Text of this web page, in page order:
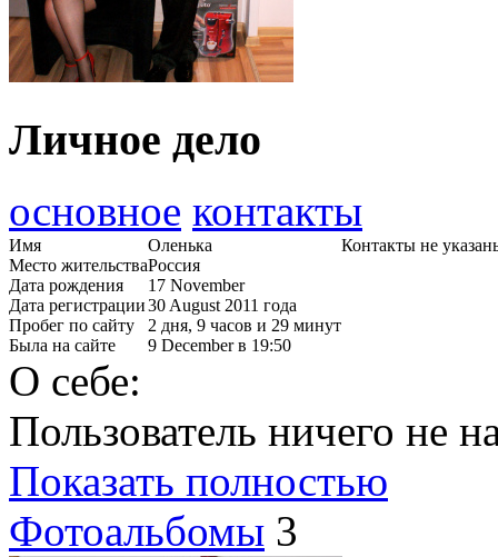
Личное дело
основное контакты
Имя
Оленька
Место жительстваРоссия
Дата рождения
17 November
Дата регистрации30 August 2011 года
Пробег по сайту
2 дня, 9 часов и 29 минут
Была на сайте
9 December в 19:50
Контакты не
О себе:
Пользователь ничего не
Показать полностью
Фотоальбомы 3